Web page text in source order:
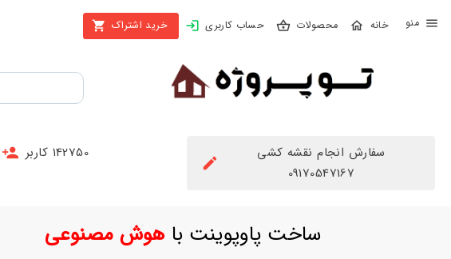
محصولات حساب کاربری خرید اشتراک
بستن
محصولات
سفارش انجام نقشه کشی
09170547167
142750 کاربر
ساخت پاوپوینت باهوش مصنوعی